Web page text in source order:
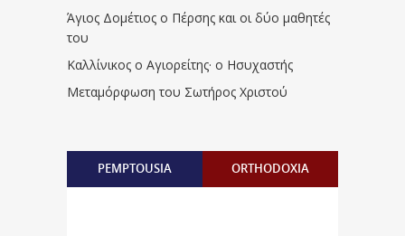
Άγιος Δομέτιος ο Πέρσης και οι δύο μαθητές
του
Καλλίνικος ο Αγιορείτης · ο Ησυχαστής
Μεταμόρφωση του Σωτήρος Χριστού
PEMPTOUSIA ORTHODOXIA